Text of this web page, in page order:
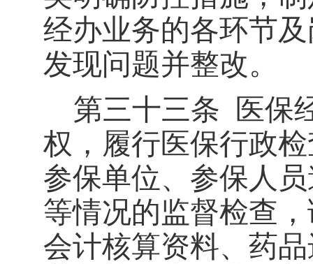
经办业务的各环节
发现问题并整改。
第三十三条
医保
权，履行医保行政
参保单位、参保人
等情况的监督检查
会计核算资料、药